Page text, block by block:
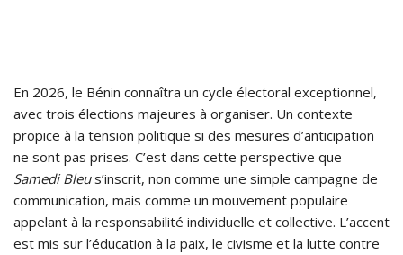
En 2026, le Bénin connaîtra un cycle électoral exceptionnel,
avec trois élections majeures à organiser. Un contexte
propice à la tension politique si des mesures d’anticipation
ne sont pas prises. C’est dans cette perspective que
Samedi Bleus’inscrit, non comme une simple campagne de
communication, mais comme un mouvement populaire
appelant à la responsabilité individuelle et collective. L’accent
est mis sur l’éducation à la paix, le civisme et la lutte contre